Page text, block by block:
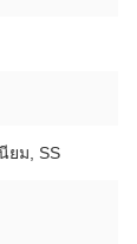
ยม, SS